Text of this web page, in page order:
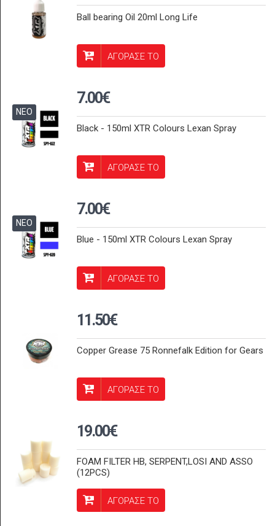
Ball bearing Oil 20ml Long Life
ΑΓΟΡΑΣΕ ΤΟ
ΝΕΟ
7.00€
Black - 150ml XTR Colours Lexan Spray
ΑΓΟΡΑΣΕ ΤΟ
ΝΕΟ
7.00€
Blue - 150ml XTR Colours Lexan Spray
ΑΓΟΡΑΣΕ ΤΟ
11.50€
Copper Grease 75 Ronnefalk Edition for Gears
ΑΓΟΡΑΣΕ ΤΟ
19.00€
FOAM FILTER HB, SERPENT,LOSI AND ASSO
(12PCS)
ΑΓΟΡΑΣΕ ΤΟ